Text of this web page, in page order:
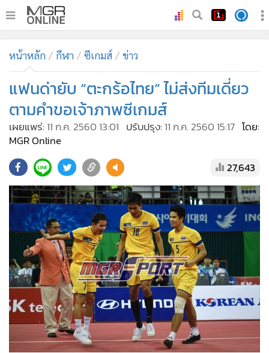
ทันเหตุการณ์
• ภาคใต้
ภูมิภาค
Online Section
• บันเทิง
• ผู้จัดการรายวัน
• คอลัมนิสต์
• ละคร
•
CbizReview
• Cyber BIZ
ผู้จัดกวน
• Good health & Well-being
• Green Innovation & SD
• Management & HR
• MGR Live
• Infographic
หน้าหลัก กีฬา ซีเกมส์ ข่าว
แฟนด่ายับ “ตะกร้อไทย” ไม่ส่งทีมเดี่ยว
ตามคำขอเจ้าภาพซีเกมส์
เผยแพร่: 11 ก.ค. 2560 13:01 ปรับปรุง: 11 ก.ค. 2560 15:17 โดย:
MGR Online
27,643